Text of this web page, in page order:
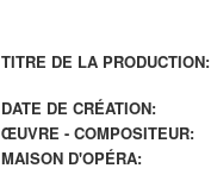
TITRE DE LA PRODUCTION:
DATE DE CRÉATION:
ŒUVRE - COMPOSITEUR:
MAISON D'OPÉRA: